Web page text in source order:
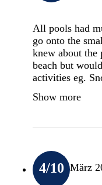
All pools had
go onto the
knew about the
beach but
activities eg.
Show more
4/10 März